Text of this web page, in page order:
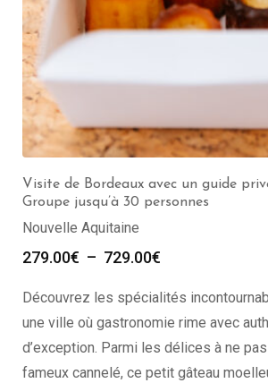
Visiter Bordeaux avec un guide privé
1 à 30 personnes
Nouvelle Aquitaine
299.00€
Découvrez les spécialités
une ville où gastronomie rime avec
d’exception. Parmi les délices à ne
fameux cannelé, ce petit gâteau